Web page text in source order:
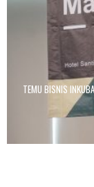
TEMU BISNIS